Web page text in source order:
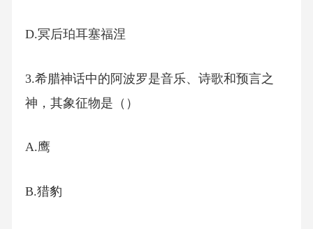
D.冥后珀耳塞福涅
3.希腊神话中的阿波罗是音乐、诗歌和预言之
神，其象征物是（）
A.鹰
B.猎豹